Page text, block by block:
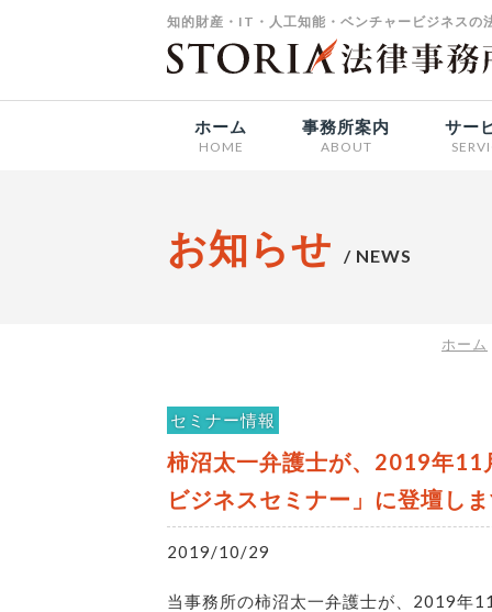
知的財産・IT・人工知能・ベンチャービジネス
ホーム
HOME
事務所案内
ABOUT
サー
お知らせ / NEWS
ホーム
セミナー情報
柿沼太一弁護士が、2019年11
ビジネスセミナー」に登壇し
2019/10/29
当事務所の柿沼太一弁護士が、2019年